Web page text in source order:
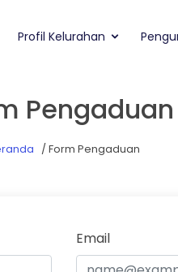
Pengaduan
/ Form Pengaduan
Profil Kelurahan
Email